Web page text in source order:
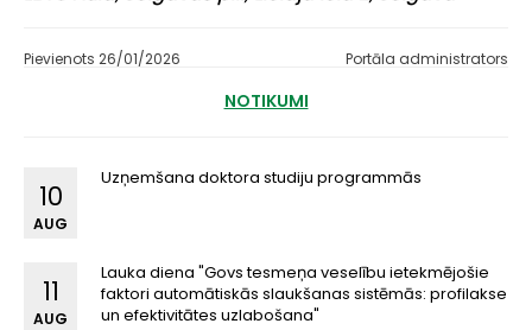
Pievienots 26/01/2026 Portāla administrators
NOTIKUMI
Uzņemšana doktora studiju programmās
10
AUG
Lauka diena "Govs tesmeņa veselību ietekmējošie
faktori automātiskās slaukšanas sistēmās: profilakse
un efektivitātes uzlabošana"
11
AUG